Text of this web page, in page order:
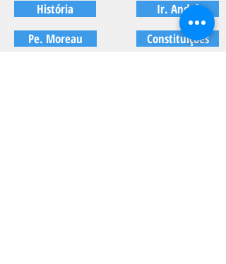
História
Pe. Moreau
Ir. André
Constituições